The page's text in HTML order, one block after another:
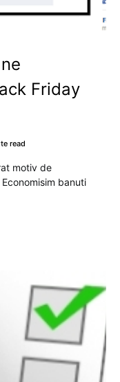
Friday
read
motiv de
banuti